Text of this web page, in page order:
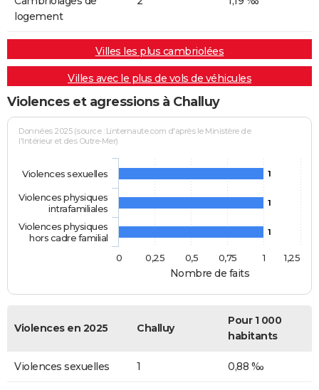
logement
Villes les plus cambriolées
Villes avec le plus de vols de véhicules
Violences et agressions à Challuy
Nombre de faits
Données 2025 (source : Linternaute.com d'après le Ministère de
l'Intérieur et des Outre-Mer)
1
1
1
Violences sexuelles
Violences physiques
intrafamiliales
Violences physiques
hors cadre familial
0
1
0,25 0,5 0,75 1,25
Violences en 2025 Challuy
Pour 1 000
habitants
Violences sexuelles 1 0,88 ‰